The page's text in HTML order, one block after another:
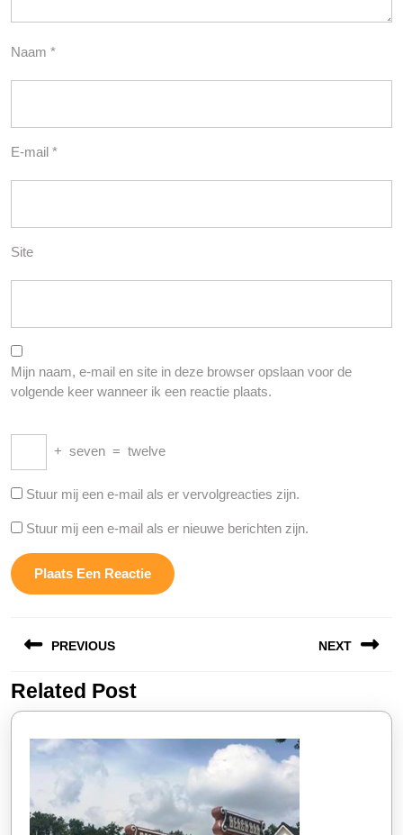
Naam *
E-mail *
Site
Mijn naam, e-mail en site in deze browser opslaan voor de
volgende keer wanneer ik een reactie plaats.
+ seven = twelve
Stuur mij een e-mail als er vervolgreacties zijn.
Stuur mij een e-mail als er nieuwe berichten zijn.
PREVIOUS
Vorige
bericht:
NEXT
bericht:
Related Post